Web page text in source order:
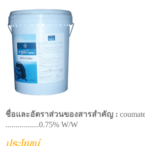
ชื่อและอัตราส่วนของสารสำคัญ :
.................0.75% W/W